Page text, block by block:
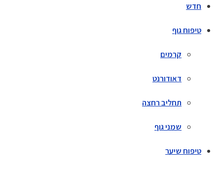
חדש
טיפוח גוף
קרמים
דאודורנט
תחליב רחצה
שמני גוף
טיפוח שיער